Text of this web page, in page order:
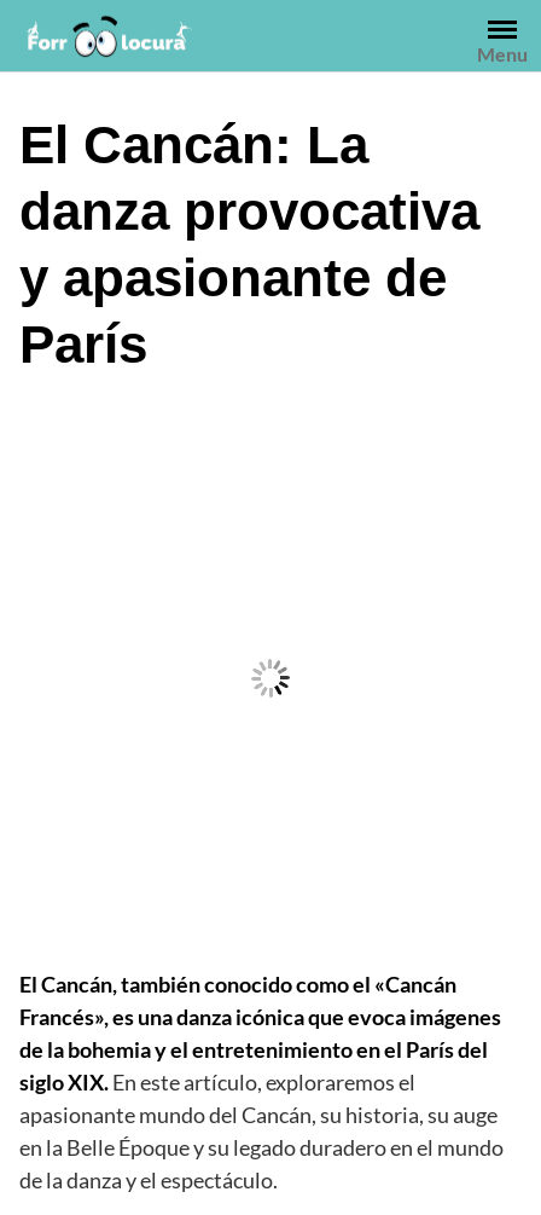
contenido
Menu
El Cancán: La
danza provocativa
y apasionante de
París
El Cancán, también conocido como el «Cancán
Francés», es una danza icónica que evoca imágenes
de la bohemia y el entretenimiento en el París del
siglo XIX.En este artículo, exploraremos el
apasionante mundo del Cancán, su historia, su auge
en la Belle Époque y su legado duradero en el mundo
de la danza y el espectáculo.